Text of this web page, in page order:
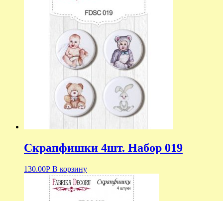
Скрапфишки 4шт. Набор 019
130.00Р В корзину